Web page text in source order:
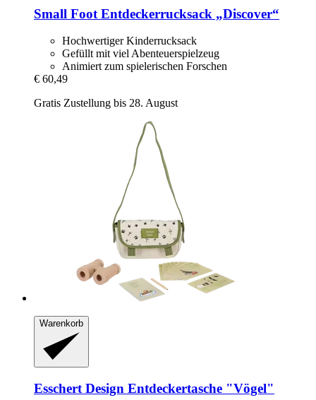
Small Foot Entdeckerrucksack „Discover“
Hochwertiger Kinderrucksack
Gefüllt mit viel Abenteuerspielzeug
Animiert zum spielerischen Forschen
€ 60,49
Gratis Zustellung bis 28. August
Warenkorb
Esschert Design Entdeckertasche "Vögel"